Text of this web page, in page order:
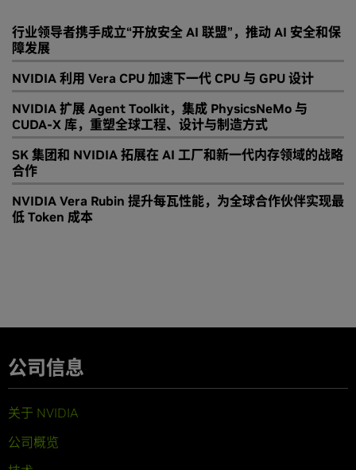
行业领导者携手成立“开放安全 AI 联盟”，推动 AI 安全和保
障发展
NVIDIA 利用 Vera CPU 加速下一代 CPU 与 GPU 设计
NVIDIA 扩展 Agent Toolkit，集成 PhysicsNeMo 与
CUDA-X 库，重塑全球工程、设计与制造方式
SK 集团和 NVIDIA 拓展在 AI 工厂和新一代内存领域的战略
合作
NVIDIA Vera Rubin 提升每瓦性能，为全球合作伙伴实现最
低 Token 成本
公司信息
关于 NVIDIA
公司概览